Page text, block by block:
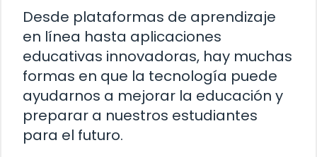
Desde plataformas de aprendizaje
en línea hasta aplicaciones
educativas innovadoras, hay muchas
formas en que la tecnología puede
ayudarnos a mejorar la educación y
preparar a nuestros estudiantes
para el futuro.